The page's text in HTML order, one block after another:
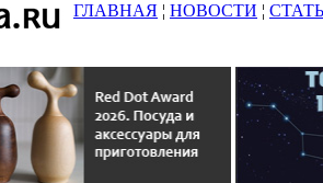
ГЛАВНАЯ ¦ НОВОСТИ ¦